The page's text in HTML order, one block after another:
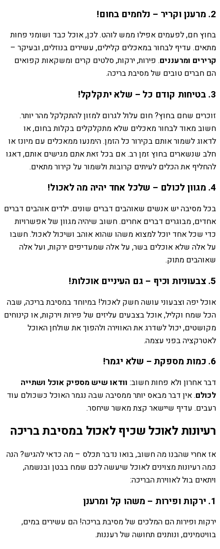
2. מרענן וקריר – נלחמים בחום!
בחוץ חם, לפעמים אפילו ממש לוהט. לכן, אוכל כבד ושומני פחות
מתאים. עדיף לבחור במאכלים קלילים, עשירים בנוזלים, ובעיקר –
קרירים ומרעננים. פירות, ירקות, סלטים קרים ומשקאות קפואים
הם חברים טובים של מסיבת בריכה.
3. בטיחות קודם כל – שלא יתקלקל!
זוכרים שחם בחוץ? חום עלול לגרום למזון להתקלקל מהר יותר.
חשוב מאוד לבחור מאכלים שלא מתקלקלים בקלות בחום, או
לדאוג לשמור אותם בקירור כל הזמן. הימנעו ממאכלים עם מיונז או
חלב שנשארים בחוץ זמן רב. אם בכל זאת אתם מגישים אותם, דאגו
להחליף את הכלים לעיתים קרובות ולשמור על קירור מתאים.
4. מגוון לכולם – שלכל אחד יהיה מה לאכול!
בכל מסיבה יש אנשים שאוהבים דברים שונים. ילדים אוהבים דברים
אחדים, מבוגרים דברים אחרים. חשוב שיהיה מגוון של אפשרויות
כדי שכל אחד יוכל למצוא משהו שהוא אוהב ושיכול לאכול. חשבו
על אלה שלא אוכלים בשר, על אלה שמעדיפים ירקות, ועל אלה
שאוהבים מתוק.
5. צבעוניות וכיף – גם העיניים אוכלות!
אוכל יפה וצבעוני עושה חשק לאכול! במיוחד במסיבת בריכה, שבה
הכל שמח וקליל, אוכל בצבעים עליזים של פירות וירקות, או קינוחים
מקושטים, יכול לשדרג את האווירה ולהפוך את שולחן האוכל
לאטרקציה בפני עצמה.
6. כמות מספקת – שלא יגמר!
דבר אחרון ולא פחות חשוב: וודאו שיש מספיק אוכל ושתייה
לכולם. אין דבר מבאס יותר ממסיבה שבה נגמר האוכל כשכולם עוד
רעבים. עדיף שיישאר קצת מאשר שיחסר.
רעיונות לאוכל שכיף לאכול במסיבת בריכה
אז אחרי שהבנו מה חשוב, בואו נדבר תכלס – מה כדאי להגיש? הנה
כמה רעיונות מצוינים לאוכל שיעשה לכם שמח בבטן ובנשמה,
ויתאים בול לאווירת הבריכה:
1. ירקות ופירות – משהו קל ומרענן
ירקות ופירות הם המלכים של מסיבת בריכה! הם עשירים במים,
בוויטמינים, ונותנים תחושה של רעננות.